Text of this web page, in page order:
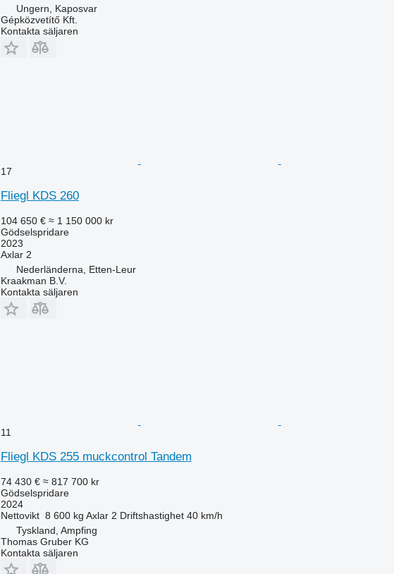
Ungern, Kaposvar
Gépközvetítő Kft.
Kontakta säljaren
17
Fliegl KDS 260
104 650 € ≈ 1 150 000 kr
Gödselspridare
2023
Axlar 2
Nederländerna, Etten-Leur
Kraakman B.V.
Kontakta säljaren
11
Fliegl KDS 255 muckcontrol Tandem
74 430 € ≈ 817 700 kr
Gödselspridare
2024
Nettovikt 8 600 kg Axlar 2 Driftshastighet 40 km/h
Tyskland, Ampfing
Thomas Gruber KG
Kontakta säljaren